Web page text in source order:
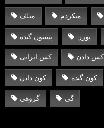
میلف میکردم
پستون گنده پورن
کس ایرانی کس دادن
کون دادن کون گنده
گروهی گی